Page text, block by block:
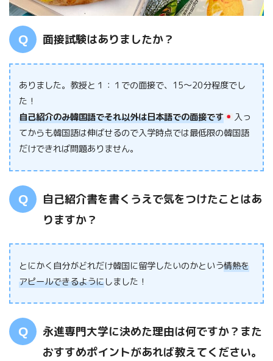
面接試験はありましたか？
ありました。教授と１：１での面接で、15〜20分程度でし
た！
自己紹介のみ韓国語でそれ以外は日本語での面接です
入っ
てからも韓国語は伸ばせるので入学時点では最低限の韓国語
だけできれば問題ありません。
自己紹介書を書くうえで気をつけたことはあ
りますか？
とにかく自分がどれだけ韓国に留学したいのかという情熱を
アピールできるようにしました！
永進専門大学に決めた理由は何ですか？また
おすすめポイントがあれば教えてください。